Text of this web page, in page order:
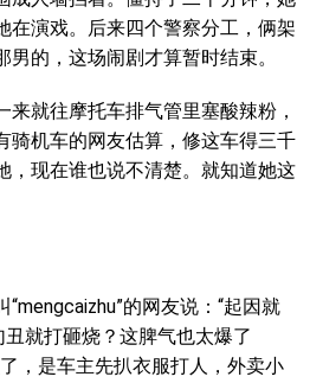
在演戏。后来四个警察分工，俩架
的，这场闹剧才算暂时结束。
就往摩托车排气管里塞酸辣粉，
骑机车的网友估算，修这车得三千
，现在谁也说不清楚。就知道她这
的网友说：“起因就
就打砸烧？这脾气也太爆了
，是车主先扒衣服打人，外卖小